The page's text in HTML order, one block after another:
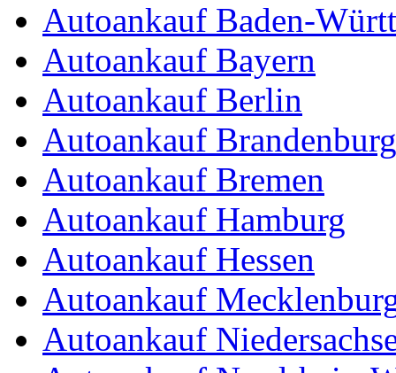
Autoankauf Baden-
Autoankauf Bayern
Autoankauf Berlin
Autoankauf Brandenburg
Autoankauf Bremen
Autoankauf Hamburg
Autoankauf Hessen
Autoankauf
Autoankauf